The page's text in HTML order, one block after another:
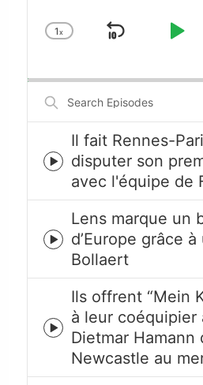
Change
1x
Skip
Search
Episodes
Episode
play
icon
Il fait Rennes-
disputer son
avec l'équipe de
Episode
play
icon
Lens marque un
d’Europe grâce
Bollaert
Episode
play
icon
Ils offrent “Mein
à leur coéquipier
Dietmar Hamann
Newcastle au